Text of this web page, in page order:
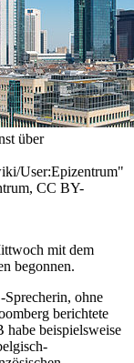
über
User:Epizentrum"
CC BY-
mit dem
begonnen.
Sprecherin, ohne
berichtete
beispielsweise